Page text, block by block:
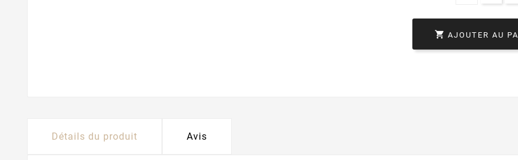
 AJOUTER AU
Détails du produit Avis